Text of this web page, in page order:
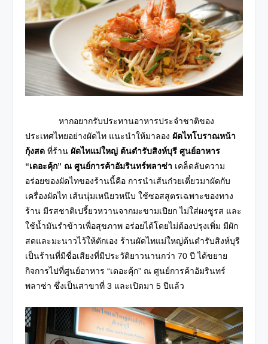
หากอยากรับประทานอาหารประจำชาติของ
ประเทศไทยอย่างผัดไท แนะนำให้มาลอง ผัดไทโบราณหน้า
กุ้งสดที่ร้าน ผัดไทแม่ใหญ่ ต้นตำรับสิงห์บุรี ศูนย์อาหาร
“เดอะคุ้ก” ณ ศูนย์การค้าอัมรินทร์พลาซ่า เคล็ดลับความ
อร่อยของผัดไทของร้านนี้คือ การนำเส้นก๋วยเตี๋ยวมาผัดกับ
เครื่องผัดไท เส้นนุ่มเหนียวหนึบ ใช้ซอสสูตรเฉพาะของทาง
ร้าน มีรสชาติเปรี้ยวหวานจากมะขามเปียก ไม่ใส่ผงชูรส และ
ใช้น้ำมันรำข้าวเพื่อสุขภาพ อร่อยได้โดยไม่ต้องปรุงเพิ่ม มีผัก
สดและมะนาวไว้ให้ตักเอง ร้านผัดไทแม่ใหญ่ต้นตำรับสิงห์บุรี
เป็นร้านที่มีชื่อเสียงที่มีประวัติยาวนานกว่า 70 ปี ได้ขยาย
กิจการไปที่ศูนย์อาหาร “เดอะคุ้ก” ณ ศูนย์การค้าอัมรินทร์
พลาซ่า ซึ่งเป็นสาขาที่ 3 และเปิดมา 5 ปีแล้ว